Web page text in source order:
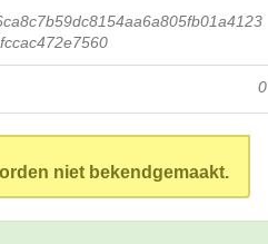
0
niet bekendgemaakt.